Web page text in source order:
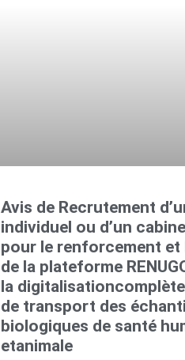
Avis de Recrutement
individuel ou d’un
pour le renforcement et
de la plateforme
la
de transport des
biologiques de santé
etanimale